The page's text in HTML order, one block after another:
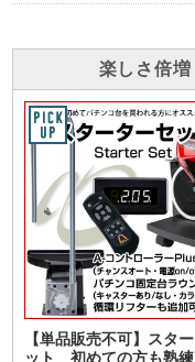
楽しさ倍増
【単品販売不可】スタ
ット 初めての方も熟